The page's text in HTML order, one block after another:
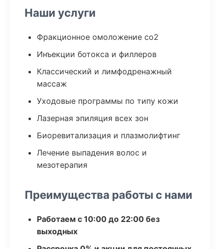
Наши услуги
Фракционное омоложение co2
Инъекции ботокса и филлеров
Классический и лимфодренажный
массаж
Уходовые программы по типу кожи
Лазерная эпиляция всех зон
Биоревитализация и плазмолифтинг
Лечение выпадения волос и
мезотерапия
Преимущества работы с нами
Работаем с 10:00 до 22:00 без
выходных